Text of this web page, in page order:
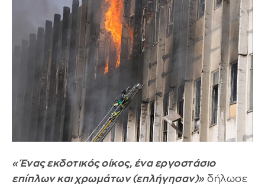
«Ένας εκδοτικός οίκος, ένα εργοστάσιο
επίπλων και χρωμάτων (επλήγησαν)» δήλωσε